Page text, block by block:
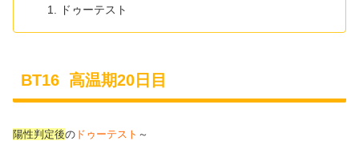
ドゥーテスト
BT16 高温期20日目
陽性判定後の ドゥーテスト ～